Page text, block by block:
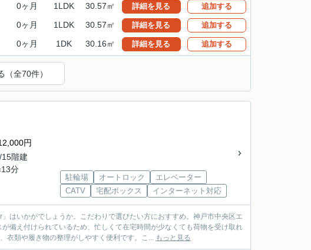
0ヶ月 1LDK 30.57㎡ 詳細を見る 追加する
0ヶ月 1LDK 30.57㎡ 詳細を見る 追加する
0ヶ月 1DK 30.16㎡ 詳細を見る 追加する
（全70件）
円
階建
13分
駐輪場 オートロック
エレベーター
CATV
宅配ボックス インターネット対応
はいかがでしょうか。こだわりで選びたい方におすすめ。神戸市中央区エ
備え付けられているため、忙しくて在宅時間が少なくても荷物を受け取れ
衣類や履き物の整理がしやすく便利です。こ... もっと見る